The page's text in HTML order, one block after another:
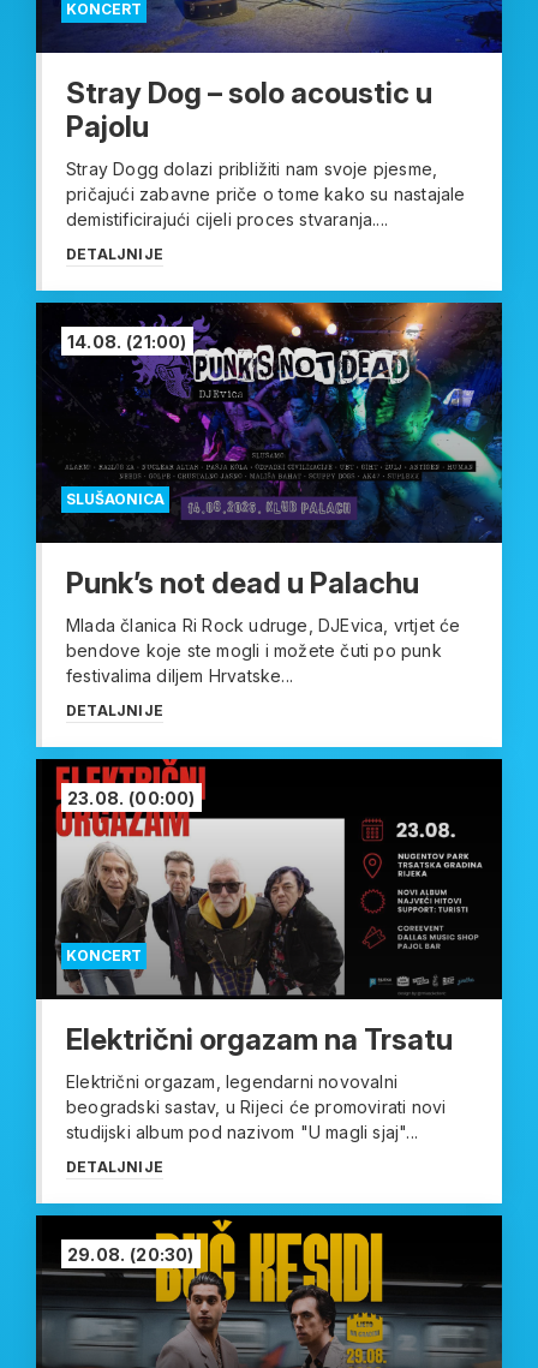
KONCERT
Stray Dog – solo acoustic u
Pajolu
Stray Dogg dolazi približiti nam svoje pjesme,
pričajući zabavne priče o tome kako su nastajale
demistificirajući cijeli proces stvaranja....
DETALJNIJE
SLUŠAONICA
14.08. (21:00)
Punk’s not dead u Palachu
Mlada članica Ri Rock udruge, DJEvica, vrtjet će
bendove koje ste mogli i možete čuti po punk
festivalima diljem Hrvatske...
DETALJNIJE
KONCERT
23.08. (00:00)
Električni orgazam na Trsatu
Električni orgazam, legendarni novovalni
beogradski sastav, u Rijeci će promovirati novi
studijski album pod nazivom "U magli sjaj"...
DETALJNIJE
29.08. (20:30)